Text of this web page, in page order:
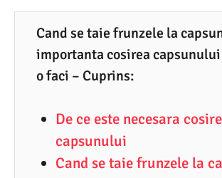
6
Cand se taie frunzele la
importanta cosirea capsunului
o faci – Cuprins:
De ce este necesara
capsunului
Cand se taie frunzele la